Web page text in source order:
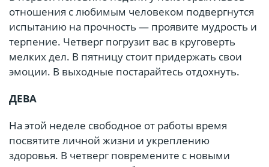
отношения с любимым человеком подвергнутся
испытанию на прочность — проявите мудрость и
терпение. Четверг погрузит вас в круговерть
мелких дел. В пятницу стоит придержать свои
эмоции. В выходные постарайтесь отдохнуть.
ДЕВА
На этой неделе свободное от работы время
посвятите личной жизни и укреплению
здоровья. В четверг повремените с новыми